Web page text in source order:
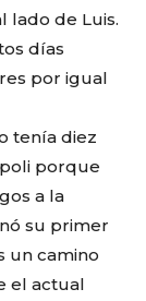
lado de Luis.
días
por igual
tenía diez
porque
a la
su primer
un camino
el actual